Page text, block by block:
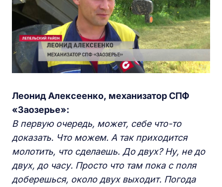
Леонид Алексеенко, механизатор СПФ
«Заозерье»:
В первую очередь, может, себе что-то
доказать. Что можем. А так приходится
молотить, что сделаешь. До двух? Ну, не до
двух, до часу. Просто что там пока с поля
доберешься, около двух выходит. Погода